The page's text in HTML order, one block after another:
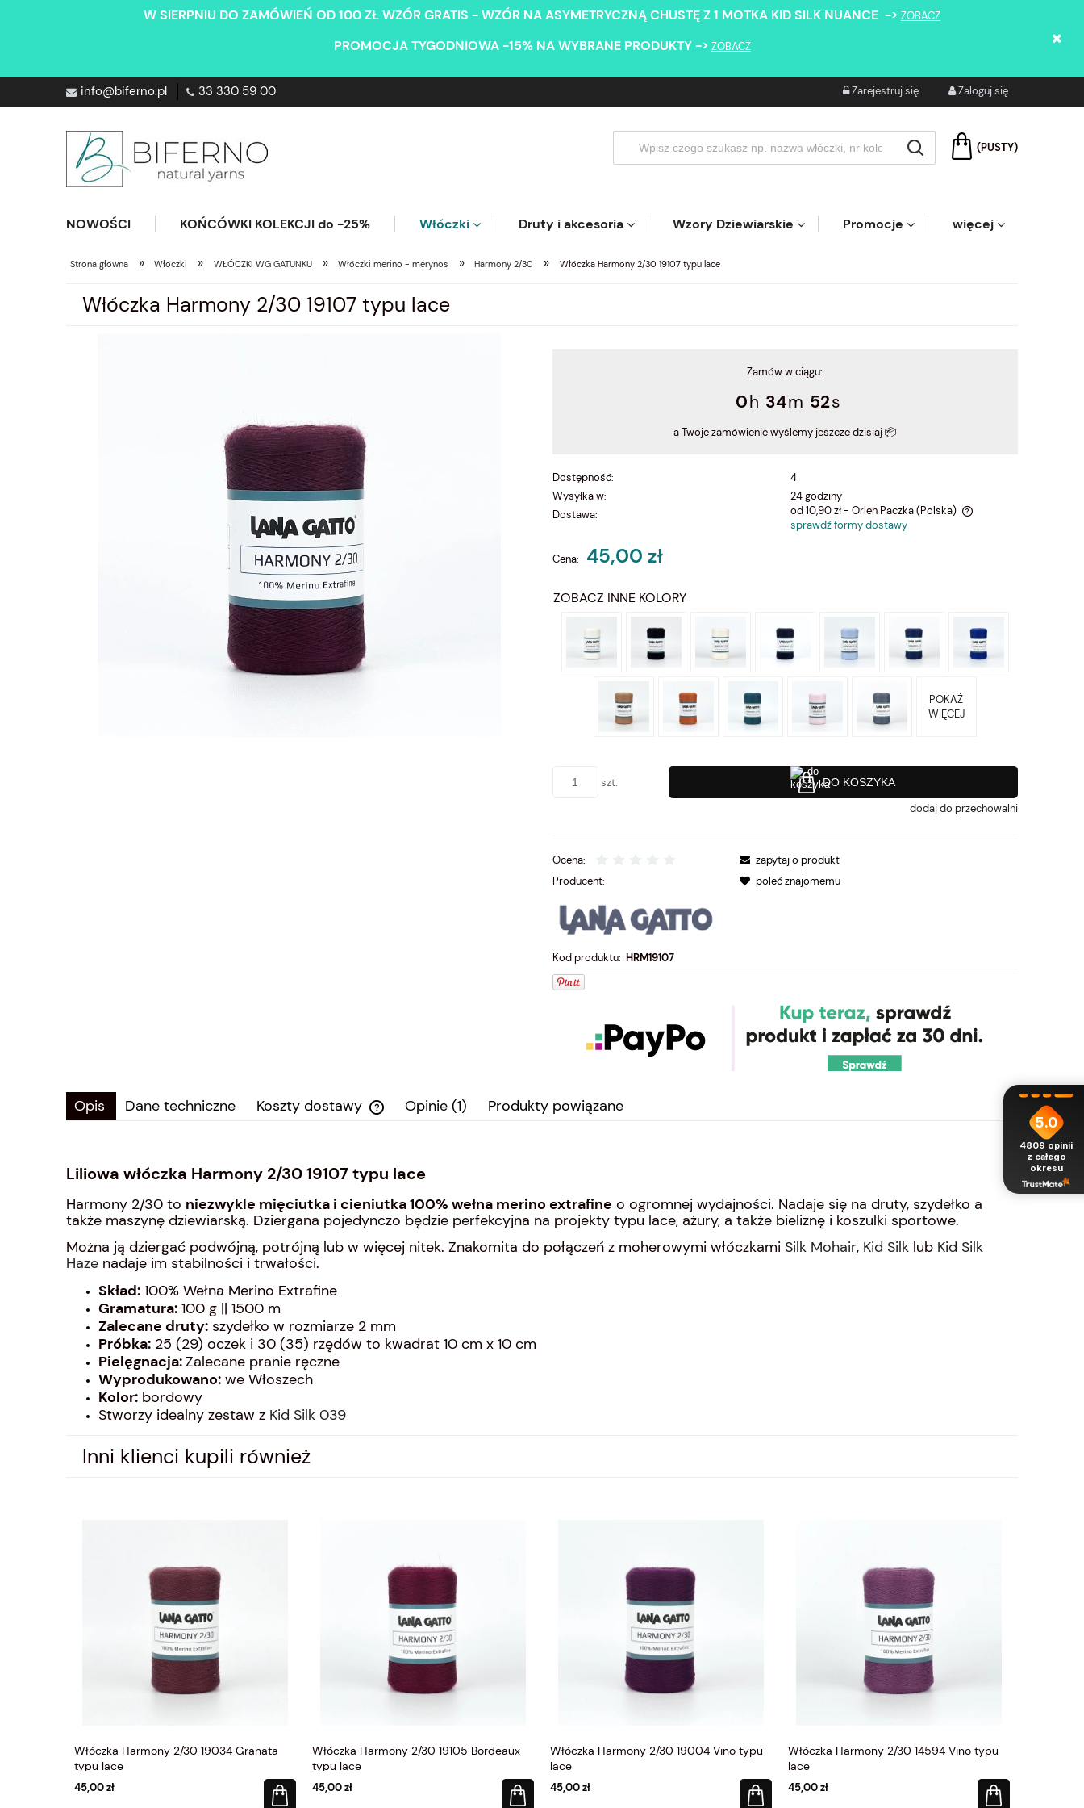
W SIERPNIU DO ZAMÓWIEŃ OD 100 ZŁ WZÓR GRATIS - WZÓR NA ASYMETRYCZNĄ CHUSTĘ Z 1 MOTKA KID SILK NUANCE -> ZOBACZ
PROMOCJA TYGODNIOWA -15% NA WYBRANE PRODUKTY -> ZOBACZ
info@biferno.pl 33 330 59 00 Zarejestruj się Zaloguj się
(PUSTY)
NOWOŚCI KOŃCÓWKI KOLEKCJI do -25% Włóczki Druty i akcesoria Wzory Dziewiarskie Promocje więcej
Strona główna » Włóczki » WŁÓCZKI WG GATUNKU » Włóczki merino - merynos » Harmony 2/30 » Włóczka Harmony 2/30 19107 typu lace
Włóczka Harmony 2/30 19107 typu lace
Zamów w ciągu:
0 34 52
a Twoje zamówienie wyślemy jeszcze dzisiaj 📦
Dostępność:
4
Wysyłka w:
24 godziny
Dostawa:
od 10,90 zł- Orlen Paczka(Polska)
sprawdź formy dostawy
Cena: 45,00 zł
ZOBACZ INNE KOLORY
POKAŻ
WIĘCEJ
szt. DO KOSZYKA
dodaj do przechowalni
Ocena:
Producent:
Kod produktu: HRM19107
zapytaj o produkt
poleć znajomemu
Opis Dane techniczne Koszty dostawy
płatności
Opinie (1) Produkty powiązane
Liliowa włóczka Harmony 2/30 19107 typu lace
Harmony 2/30 to niezwykle mięciutka i cieniutka 100% wełna merino extrafine o ogromnej wydajności. Nadaje się na druty, szydełko a
także maszynę dziewiarską. Dziergana pojedynczo będzie perfekcyjna na projekty typu lace, ażury, a także bieliznę i koszulki sportowe.
Można ją dziergać podwójną, potrójną lub w więcej nitek. Znakomita do połączeń z moherowymi włóczkami Silk Mohair, Kid Silk lub Kid Silk
Haze nadaje im stabilności i trwałości.
Skład: 100% Wełna Merino Extrafine
Gramatura: 100 g || 1500 m
Zalecane druty: szydełko w rozmiarze 2 mm
Próbka: 25 (29) oczek i 30 (35) rzędów to kwadrat 10 cm x 10 cm
Pielęgnacja:Zalecane pranie ręczne
Wyprodukowano: we Włoszech
Kolor: bordowy
Stworzy idealny zestaw z Kid Silk 039
Inni klienci kupili również
Włóczka Harmony 2/30 19034 Granata
typu lace
45,00 zł
Włóczka Harmony 2/30 19105 Bordeaux
typu lace
45,00 zł
Włóczka Harmony 2/30 19004 Vino typu
lace
45,00 zł
Włóczka Harmony 2/30 14594 Vino typu
lace
45,00 zł
5.0
4809 opinii
z całego
okresu